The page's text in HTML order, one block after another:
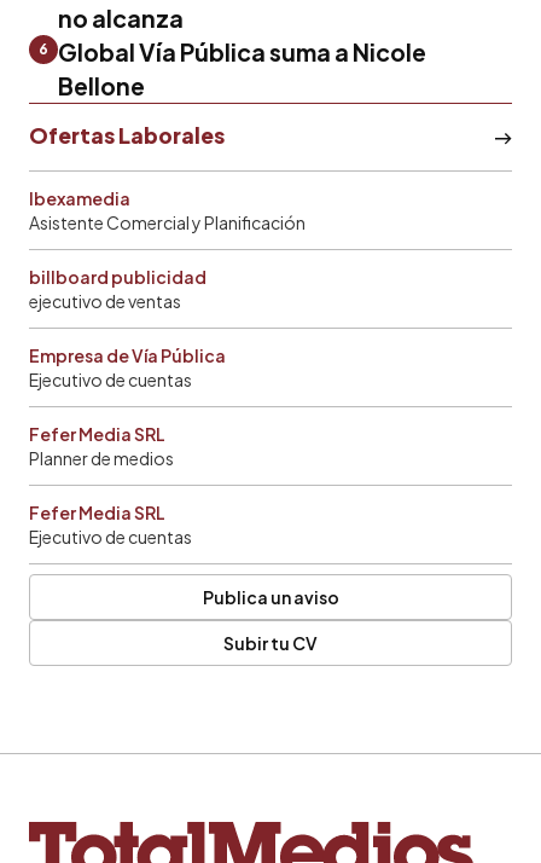
no alcanza
6
Global Vía Pública suma a Nicole
Bellone
Ofertas Laborales
Ibexamedia
Asistente Comercial y Planificación
billboard publicidad
ejecutivo de ventas
Empresa de Vía Pública
Ejecutivo de cuentas
Fefer Media SRL
Planner de medios
Fefer Media SRL
Ejecutivo de cuentas
Publica un aviso
Subir tu CV